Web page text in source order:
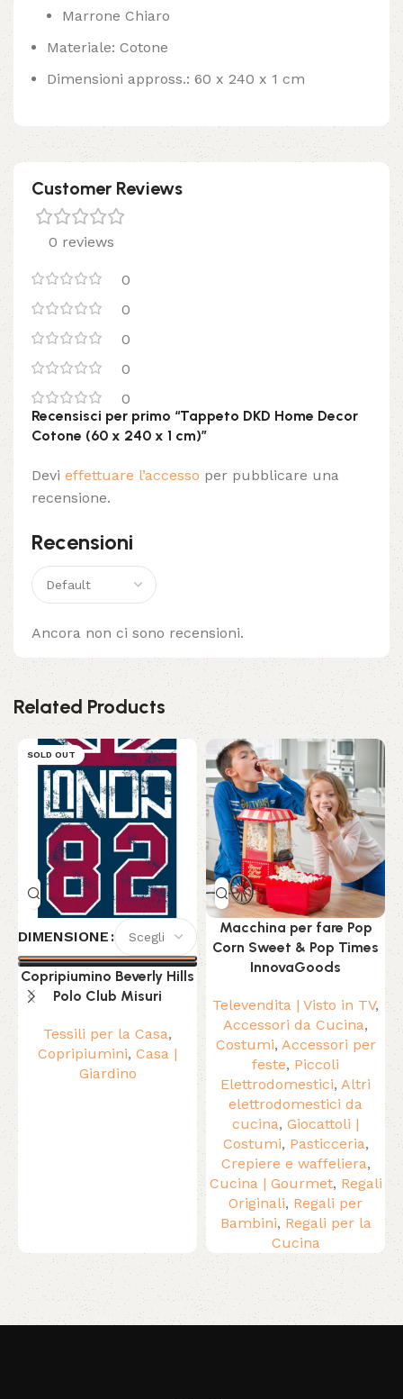
Marrone Chiaro
Materiale: Cotone
Dimensioni appross.: 60 x 240 x 1 cm
Customer Reviews
0 reviews
0
0
0
0
0
Recensioni
Ancora non ci sono recensioni.
Recensisci per primo “Tappeto DKD Home Decor
Cotone (60 x 240 x 1 cm)”
Devi effettuare l’accesso per pubblicare una
recensione.
Related Products
SOLD OUT
DIMENSIONE
Copripiumino Beverly Hills
Polo Club Misuri
Tessili per la Casa,
Copripiumini, Casa |
Giardino
Macchina per fare Pop
Corn Sweet & Pop Times
InnovaGoods
Televendita | Visto in TV,
Accessori da Cucina,
Costumi, Accessori per
feste, Piccoli
Elettrodomestici, Altri
elettrodomestici da
cucina, Giocattoli |
Costumi, Pasticceria,
Crepiere e waffeliera,
Cucina | Gourmet, Regali
Originali, Regali per
Bambini, Regali per la
Cucina
Read More